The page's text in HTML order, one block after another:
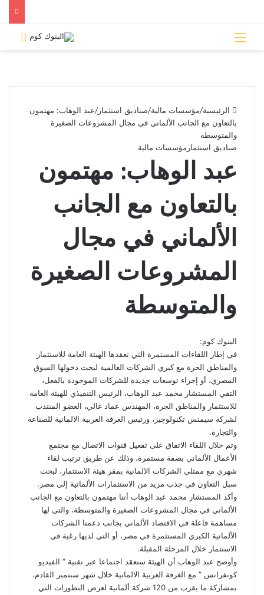
القائمة
الرئيسية/مؤسسات مالية/صناديق استثمار/عبد الوهاب: مهتمون
بالتعاون مع الجانب الألماني في مجال المشروعات الصغيرة
والمتوسطة
صناديق استثمار مؤسسات مالية
عبد الوهاب: مهتمون
بالتعاون مع الجانب
الألماني في مجال
المشروعات الصغيرة
والمتوسطة
البنوك كوم:
في إطار اللقاءات المستمرة التي تعقدها الهيئة العامة للاستثمار
والمناطق الحرة مع كبري الشركات العالمية لبحث دخولها السوق
المصري، أو إجراء توسعات جديدة للشركات الموجودة بالفعل،
التقي المستشار محمد عبد الوهاب، الرئيس التنفيذي للهيئة العامة
للاستثمار والمناطق الحرة، المهندس عماد غالي، العضو المنتدب
لشركة سيمنس تكنولوچيز، ورئيس الغرفة العربية الالمانية للصناعة
والتجارة.
وتم خلال اللقاء الاتفاق على تفعيل قنوات الاتصال مع مجتمع
الأعمال الألماني بصفة مستمرة، وذلك عن طريق ترتيب لقاء
شهري مع ممثلي الشركات الالمانية بمقر هيئة الاستثمار، لبحث
سبل التعاون في جذب مزيد من الاستثمارات الألمانية إلى مصر.
وأكد المستشار محمد عبد الوهاب أننا مهتمون بالتعاون مع الجانب
الألماني في مجال المشروعات الصغيرة والمتوسطة، والتي لها
مساهمة فاعلة في الاقتصاد الألماني بجانب دعمنا الشركات
الألمانية الكبري المستثمرة في مصر، أو التي لديها رغبة في
الاستثمار خلال المرحلة المقبلة.
وأوضح عبد الوهاب أن الهيئة ستعقد اجتماعا عبر تقنية ” الفيديو
كونفرانس ” مع الغرفة العربية الالمانية خلال شهر سبتمبر القادم،
بمشاركة ما يقرب من 120 شركة ألمانية لعرض التطورات التي